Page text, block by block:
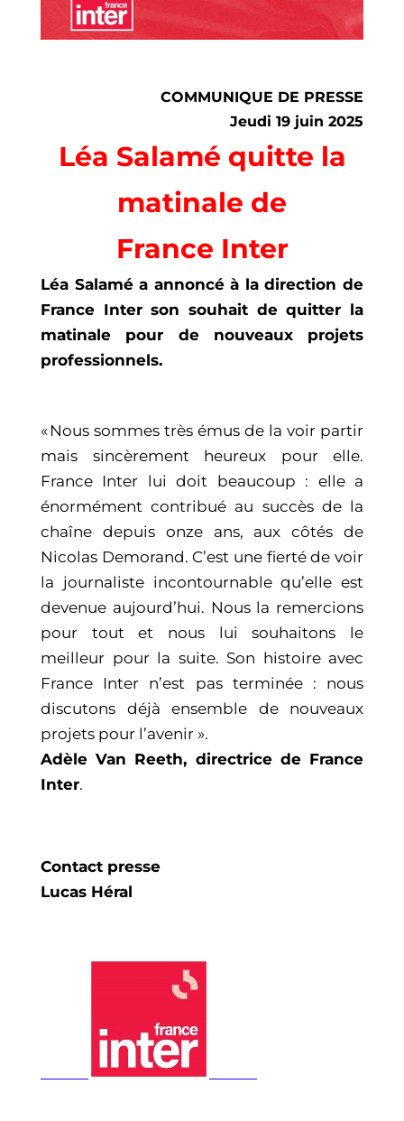
COMMUNIQUE DE PRESSE
Jeudi 19 juin 2025
Léa Salamé quitte la
matinale de
France Inter
Léa Salamé a annoncé à la direction de
France Inter son souhait de quitter la
matinale pour de nouveaux projets
professionnels.
« Nous sommes très émus de la voir partir
mais sincèrement heureux pour elle.
France Inter lui doit beaucoup : elle a
énormément contribué au succès de la
chaîne depuis onze ans, aux côtés de
Nicolas Demorand. C’est une fierté de voir
la journaliste incontournable qu’elle est
devenue aujourd’hui. Nous la remercions
pour tout et nous lui souhaitons le
meilleur pour la suite. Son histoire avec
France Inter n’est pas terminée : nous
discutons déjà ensemble de nouveaux
projets pour l’avenir ».
Adèle Van Reeth, directrice de France
Inter.
Contact presse
Lucas Héral